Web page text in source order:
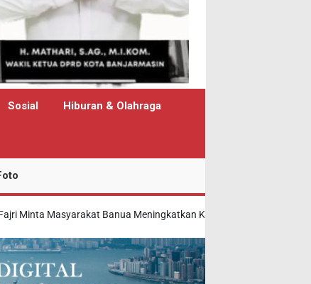
Sosial Hiburan & Olahraga
Masyarakat Banua Meningkatkan Kewaspadaan Mengadap